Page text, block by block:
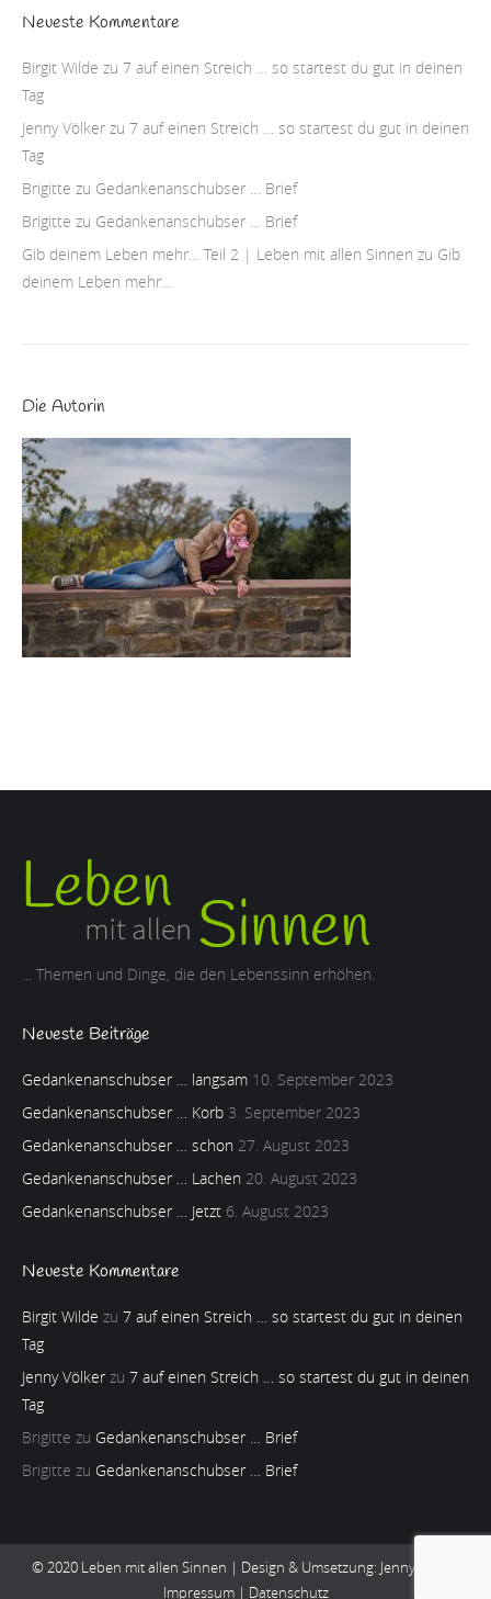
Neueste Kommentare
Birgit Wilde zu 7 auf einen Streich … so startest du gut in deinen
Tag
Jenny Völker zu 7 auf einen Streich … so startest du gut in deinen
Tag
Brigitte zu Gedankenanschubser … Brief
Brigitte zu Gedankenanschubser … Brief
Gib deinem Leben mehr… Teil 2 | Leben mit allen Sinnen zu Gib
deinem Leben mehr…
Die Autorin
... Themen und Dinge, die den Lebenssinn erhöhen.
Neueste Beiträge
Gedankenanschubser … langsam 10. September 2023
Gedankenanschubser … Korb 3. September 2023
Gedankenanschubser … schon 27. August 2023
Gedankenanschubser … Lachen 20. August 2023
Gedankenanschubser … Jetzt 6. August 2023
Neueste Kommentare
Birgit Wilde zu 7 auf einen Streich … so startest du gut in deinen
Tag
Jenny Völkerzu 7 auf einen Streich … so startest du gut in deinen
Tag
Brigitte zu Gedankenanschubser … Brief
Brigitte zu Gedankenanschubser … Brief
© 2020 Leben mit allen Sinnen | Design & Umsetzung: Jenny Völker
Impressum| Datenschutz